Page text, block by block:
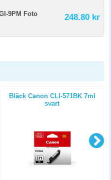
9PM Foto
248.80 kr
Bläck Canon CLI-571BK 7ml
svart